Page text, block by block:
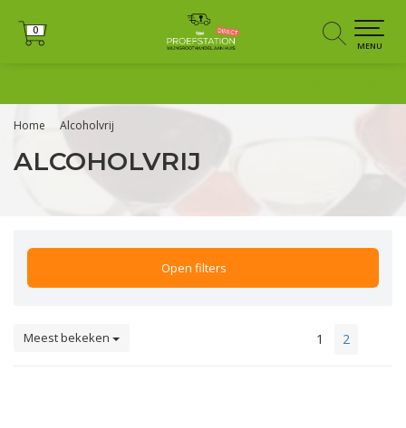
0
0
MENU
Home Alcoholvrij
ALCOHOLVRIJ
Open filters
Meest bekeken 1 2